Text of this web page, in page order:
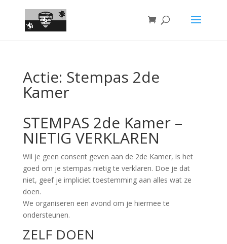
Actie: Stempas 2de
Kamer
STEMPAS 2de Kamer –
NIETIG VERKLAREN
Wil je geen consent geven aan de 2de Kamer, is het
goed om je stempas nietig te verklaren. Doe je dat
niet, geef je impliciet toestemming aan alles wat ze
doen.
We organiseren een avond om je hiermee te
ondersteunen.
ZELF DOEN